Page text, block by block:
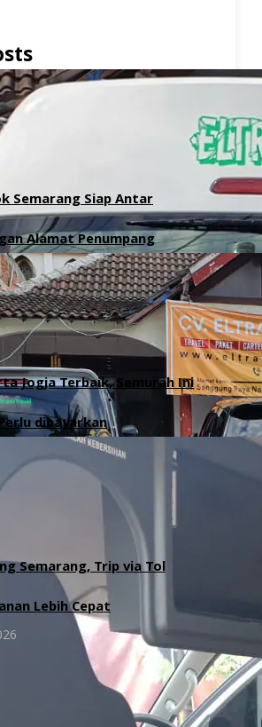
Semarang Siap Antar
Alamat Penumpang
Jogja Terbaik, Semurah Ini
dibayarkan
Semarang, Trip via Tol
Lebih Cepat